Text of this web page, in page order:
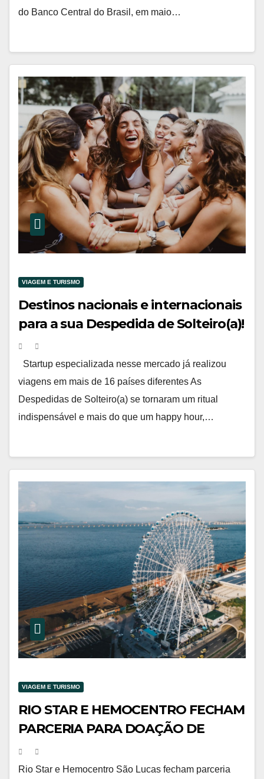
do Banco Central do Brasil, em maio…
VIAGEM E TURISMO
Destinos nacionais e internacionais
para a sua Despedida de Solteiro(a)!
Startup especializada nesse mercado já realizou
viagens em mais de 16 países diferentes As
Despedidas de Solteiro(a) se tornaram um ritual
indispensável e mais do que um happy hour,…
VIAGEM E TURISMO
RIO STAR E HEMOCENTRO FECHAM
PARCERIA PARA DOAÇÃO DE
SANGUE
Rio Star e Hemocentro São Lucas fecham parceria